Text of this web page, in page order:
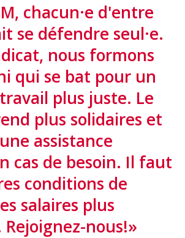
chacun·e d'entre
se défendre seul·e.
nous formons
qui se bat pour un
plus juste. Le
plus solidaires et
assistance
cas de besoin. Il faut
conditions de
salaires plus
nous!»